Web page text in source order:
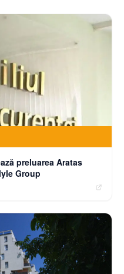
preluarea Aratas
Group